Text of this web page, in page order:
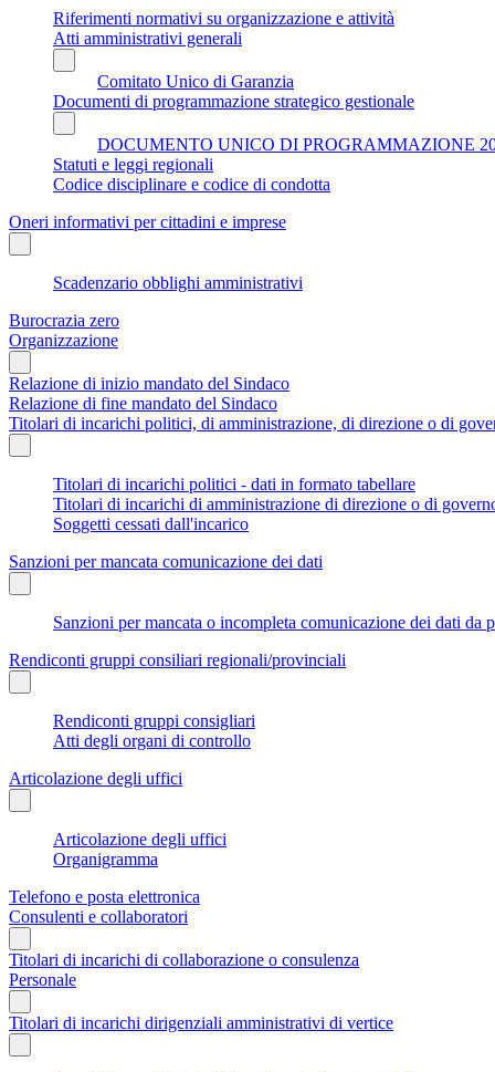
Riferimenti normativi su organizzazione e attività
Atti amministrativi generali
Comitato Unico di Garanzia
Documenti di programmazione strategico gestionale
DOCUMENTO UNICO DI PROGRAMMAZIONE
Statuti e leggi regionali
Codice disciplinare e codice di condotta
Oneri informativi per cittadini e imprese
Scadenzario obblighi amministrativi
Burocrazia zero
Organizzazione
Relazione di inizio mandato del Sindaco
Relazione di fine mandato del Sindaco
Titolari di incarichi politici, di amministrazione, di direzione o di
Titolari di incarichi politici - dati in formato tabellare
Titolari di incarichi di amministrazione di direzione o di
Soggetti cessati dall'incarico
Sanzioni per mancata comunicazione dei dati
Sanzioni per mancata o incompleta comunicazione dei dati
Rendiconti gruppi consiliari regionali/provinciali
Rendiconti gruppi consigliari
Atti degli organi di controllo
Articolazione degli uffici
Articolazione degli uffici
Organigramma
Telefono e posta elettronica
Consulenti e collaboratori
Titolari di incarichi di collaborazione o consulenza
Personale
Titolari di incarichi dirigenziali amministrativi di vertice